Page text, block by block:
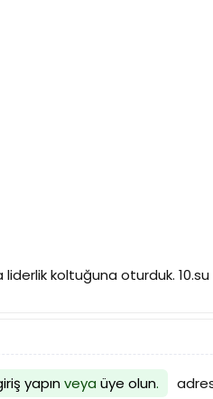
liderlik koltuğuna oturduk.
yapınveya üye olun.